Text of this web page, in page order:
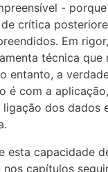
-
crítica
Em
técnica que
entanto, a
é com a
dos dados
esta capacidade
capítulos